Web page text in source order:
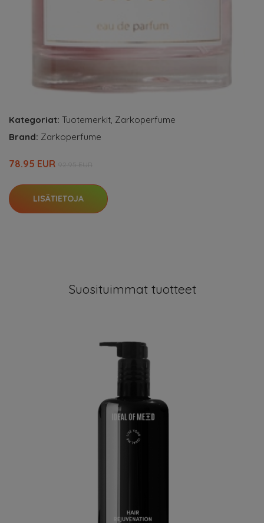
Kategoriat: Tuotemerkit Zarkoperfume
Brand: Zarkoperfume
78.95 EUR
LISÄTIETOJA
Suosituimmat tuotteet